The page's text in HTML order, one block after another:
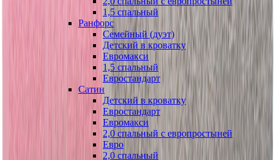
1,5 спальный
Ранфорс
Семейный (дуэт)
Детский в кроватку
Евромакси
1,5 спальный
Евростандарт
Сатин
Детский в кроватку
Евростандарт
Евромакси
2,0 спальный с европростыней
Евро
2,0 спальный